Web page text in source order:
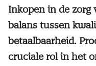
Inkopen in de zorg
balans tussen
betaalbaarheid.
cruciale rol in het